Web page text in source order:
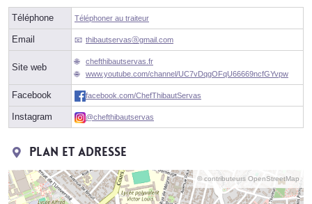
Téléphone Téléphoner au traiteur
Email thibautservasⓐgmail.com
Site web
chefthibautservas.fr
www.youtube.com/channel/UC7vDqgOFqU66669ncfGYvpw
Facebook facebook.com/ChefThibautServas
Instagram @chefthibautservas
Plan et adresse
© contributeurs OpenStreetMap